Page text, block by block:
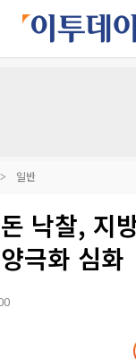
일반
낙찰, 지
극화 심화